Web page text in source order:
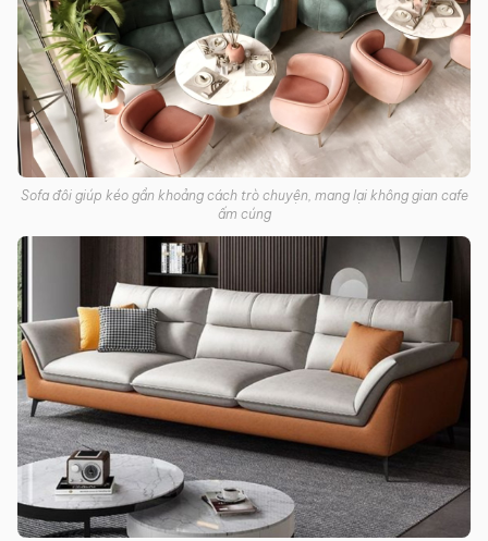
Sofa đôi giúp kéo gần khoảng cách trò chuyện, mang lại không gian cafe
ấm cúng